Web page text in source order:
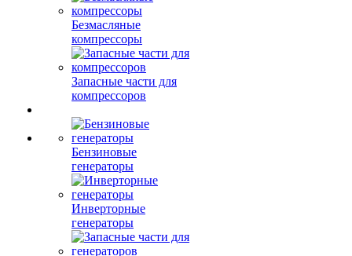
Безмасляные
компрессоры
Запасные части для
компрессоров
Бензиновые
генераторы
Инверторные
генераторы